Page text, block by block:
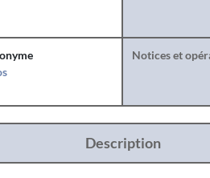
Notices et
Description